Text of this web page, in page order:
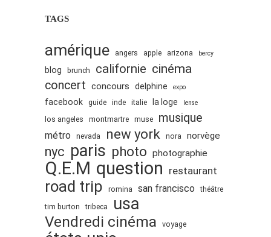
TAGS
amérique angers apple arizona bercy
blog brunch californie cinéma
concert concours delphine expo
facebook guide inde italie la loge lense
los angeles montmartre muse musique
métro nevada new york nora norvège
nyc paris photo photographie
Q.E.M question restaurant
road trip romina san francisco théâtre
tim burton
tribeca usa
Vendredi cinéma voyage